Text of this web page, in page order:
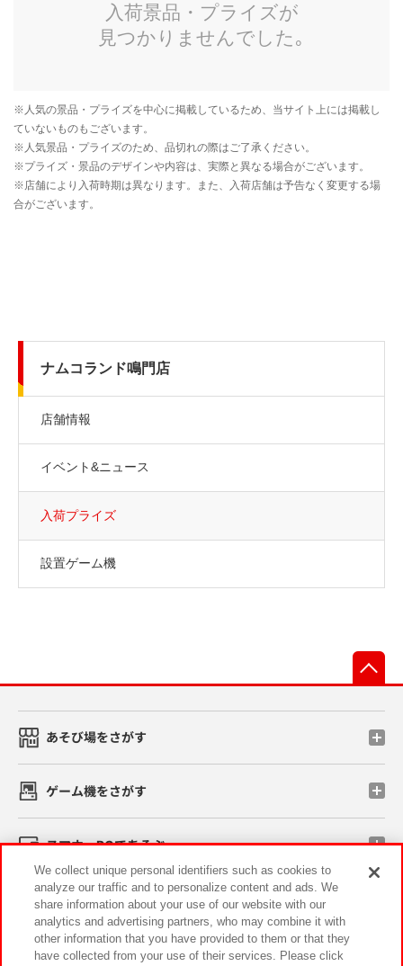
ナムコランド鳴門店
店舗情報
イベント&ニュース
入荷プライズ
設置ゲーム機
あそび場をさがす
ゲーム機をさがす
スマホ・PCであそぶ
イベント・キャンペーン
We collect unique personal identifiers such as cookies to
analyze our traffic and to personalize content and ads. We
share information about your use of our website with our
analytics and advertising partners, who may combine it with
other information that you have provided to them or that they
have collected from your use of their services. Please click